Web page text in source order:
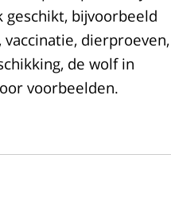
geschikt, bijvoorbeeld
dierproeven,
de wolf in
voorbeelden.